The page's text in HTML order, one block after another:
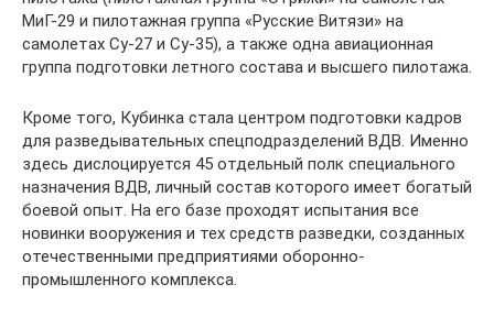
МиГ-29 и пилотажная группа «Русские Витязи» на
самолетах Су-27 и Су-35), а также одна авиационная
группа подготовки летного состава и высшего пилотажа.
Кроме того, Кубинка стала центром подготовки кадров
для разведывательных спецподразделений ВДВ. Именно
здесь дислоцируется 45 отдельный полк специального
назначения ВДВ, личный состав которого имеет богатый
боевой опыт. На его базе проходят испытания все
новинки вооружения и тех средств разведки, созданных
отечественными предприятиями оборонно-
промышленного комплекса.